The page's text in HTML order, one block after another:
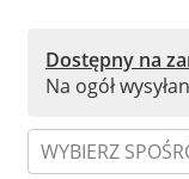
Dostępny na
Na ogół
WYBIERZ